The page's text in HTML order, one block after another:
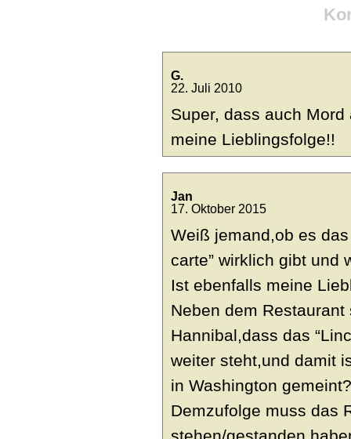
G.
22. Juli 2010
Super, dass auch
meine Lieblingsfolge!!
Jan
17. Oktober 2015
Weiß jemand,ob es
carte” wirklich gibt und
Ist ebenfalls meine
Neben dem
Hannibal,dass das
weiter steht,und damit
in Washington gemeint?
Demzufolge muss das